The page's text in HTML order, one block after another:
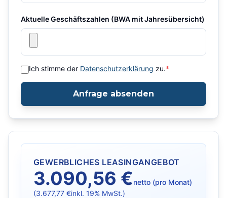
Aktuelle Geschäftszahlen (BWA mit Jahresübersicht)
Ich stimme der Datenschutzerklärung zu.*
Anfrage absenden
GEWERBLICHES LEASINGANGEBOT
3.090,56 €netto (pro Monat)
(3.677,77 €inkl. 19% MwSt.)